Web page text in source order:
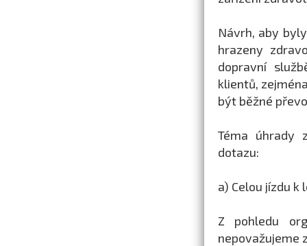
Návrh, aby
hrazeny
dopravní
klientů,
být běžné
Téma úhrady
dotazu:
a) Celou jízdu
Z pohledu
nepovažujeme